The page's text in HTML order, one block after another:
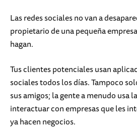
Las redes sociales no van a
propietario de una pequeña
hagan.
Tus clientes potenciales usan
sociales todos los días. Tampoco
sus amigos; la gente a menudo usa
interactuar con empresas que les
ya hacen negocios.